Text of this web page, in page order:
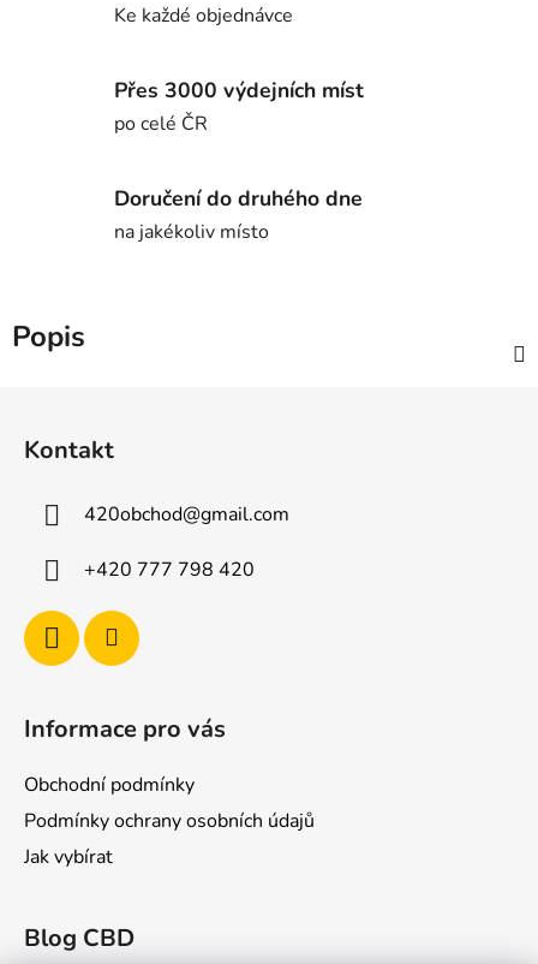
Ke každé objednávce
Přes 3000 výdejních míst
po celé ČR
Doručení do druhého dne
na jakékoliv místo
Popis
Kontakt
420obchod@gmail.com
+420 777 798 420
Informace pro vás
Obchodní podmínky
Podmínky ochrany osobních údajů
Jak vybírat
Blog CBD